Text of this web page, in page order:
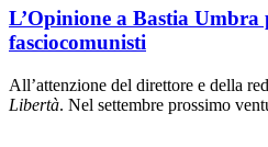
L’Opinione a Bastia Umbra
fasciocomunisti
All’attenzione del direttore e della
Libertà. Nel settembre prossimo